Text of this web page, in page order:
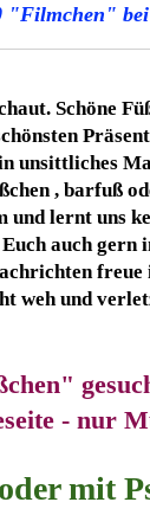
"Filmchen"
Schöne
unsittliches
, barfuß
und lernt uns
auch gern
freue
weh und
- nur
mit